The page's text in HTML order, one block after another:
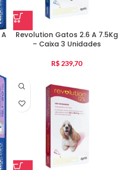
Revolution Gatos 2.6 A 7.5Kg
– Caixa 3 Unidades
R$ 239,70